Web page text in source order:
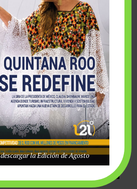
A-Wish México unieron
el deseo de una …
la Edición de Agosto